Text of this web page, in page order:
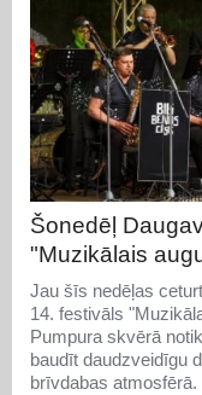
Šonedēļ
"Muzikālais
Jau šīs nedēļas
14. festivāls
Pumpura skvērā
baudīt daudzveidīgu
brīvdabas atmosfērā.